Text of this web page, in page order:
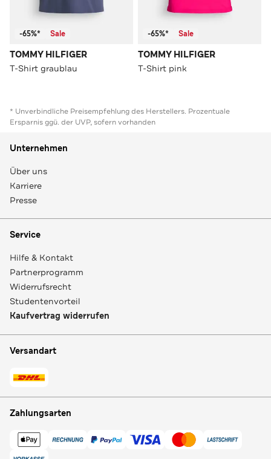
-65%* Sale
TOMMY HILFIGER
T-Shirt graublau
-65%* Sale
TOMMY HILFIGER
T-Shirt pink
* Unverbindliche Preisempfehlung des Herstellers. Prozentuale
Ersparnis ggü. der UVP, sofern vorhanden
Unternehmen
Über uns
Karriere
Presse
Service
Hilfe & Kontakt
Partnerprogramm
Widerrufsrecht
Studentenvorteil
Kaufvertrag widerrufen
Versandart
Zahlungsarten